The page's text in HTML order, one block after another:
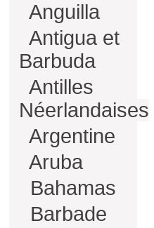
Anguilla
Antigua et
Barbuda
Antilles
Néerlandaises
Argentine
Aruba
Bahamas
Barbade